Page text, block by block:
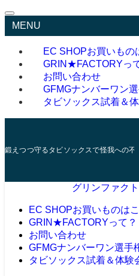
MENU
EC SHOPお買いもの
GRIN★FACTORYっ
お問い合わせ
GFMGナンバーワン
タビソックス試着＆
鍛えつつ守るタビソックスで怪我への不
グリンファク
EC SHOPお買いものは
GRIN★FACTORYって？
お問い合わせ
GFMGナンバーワン選手
タビソックス試着＆体験